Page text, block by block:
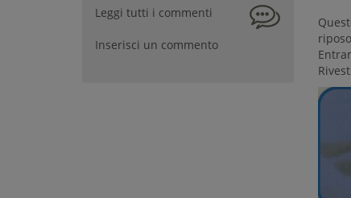
Leggi tutti i commenti
Inserisci un commento